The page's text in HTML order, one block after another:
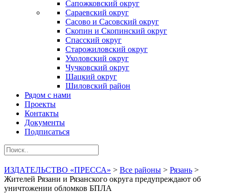
Сапожковский округ
Сараевский округ
Сасово и Сасовский округ
Скопин и Скопинский округ
Спасский округ
Старожиловский округ
Ухоловский округ
Чучковский округ
Шацкий округ
Шиловский район
Рядом с нами
Проекты
Контакты
Документы
Подписаться
ИЗДАТЕЛЬСТВО «ПРЕССА» > Все районы > Рязань >
Жителей Рязани и Рязанского округа предупреждают об
уничтожении обломков БПЛА